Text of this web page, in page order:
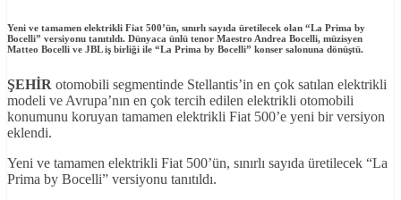
Yeni ve tamamen elektrikli Fiat 500’ün, sınırlı sayıda üretilecek olan “La Prima by
Bocelli” versiyonu tanıtıldı. Dünyaca ünlü tenor Maestro Andrea Bocelli, müzisyen
Matteo Bocelli ve JBL iş birliği ile “La Prima by Bocelli” konser salonuna dönüştü.
ŞEHİR otomobili segmentinde Stellantis’in en çok satılan elektrikli
modeli ve Avrupa’nın en çok tercih edilen elektrikli otomobili
konumunu koruyan tamamen elektrikli Fiat 500’e yeni bir versiyon
eklendi.
Yeni ve tamamen elektrikli Fiat 500’ün, sınırlı sayıda üretilecek “La
Prima by Bocelli” versiyonu tanıtıldı.